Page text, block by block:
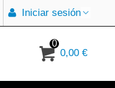
Iniciar sesión
0
0,00 €